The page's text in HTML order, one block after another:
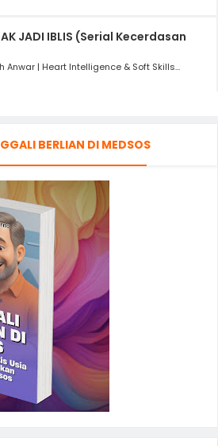
JADI IBLIS (Serial Kecerdasan
Anwar | Heart Intelligence & Soft Skills...
BERLIAN DI MEDSOS